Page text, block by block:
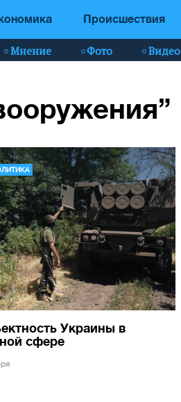
Происшествия
Мнение Фото Видео
Украины в
сфере